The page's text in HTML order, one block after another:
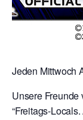
Jeden Mittwoch
Unsere Freunde
“Freitags-